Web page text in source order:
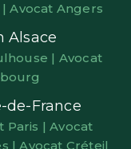
|Avocat Angers
Alsace
| Avocat
de-France
Paris |Avocat
|Avocat Créteil